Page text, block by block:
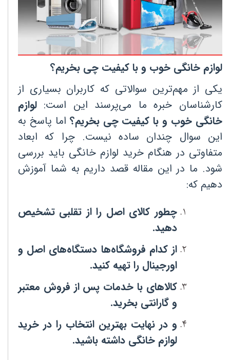
لوازم خانگی خوب و با کیفیت چی بخریم؟
یکی از مهم‌ترین سوالاتی که کاربران بسیاری از
کارشناسان خبره ما می‌پرسند این است: لوازم
خانگی خوب و با کیفیت چی بخریم؟ اما پاسخ به
این سوال چندان ساده نیست. چرا که ابعاد
متفاوتی در هنگام خرید لوازم خانگی باید بررسی
شود. ما در این مقاله قصد داریم به شما آموزش
دهیم که:
چطور کالای اصل را از تقلبی تشخیص
دهید.
از کدام فروشگاه‌ها دستگاه‌های اصل و
اورجینال را تهیه کنید.
کالاهای با خدمات پس از فروش معتبر
و گارانتی بخرید.
و در نهایت بهترین انتخاب را در خرید
لوازم خانگی داشته باشید.